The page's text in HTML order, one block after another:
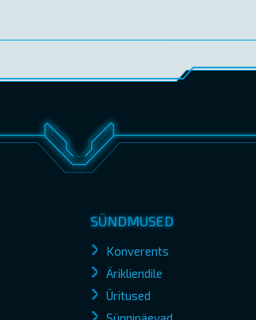
SÜNDMUSED
Konverents
Ärikliendile
Üritused